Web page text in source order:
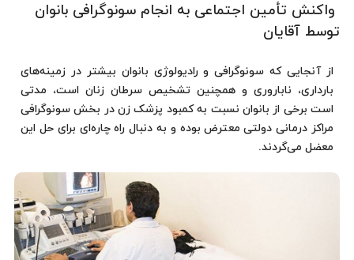
واکنش تأمین اجتماعی به انجام سونوگرافی بانوان
توسط آقایان
از آنجایی که سونوگرافی و رادیولوژی بانوان بیشتر در زمینه‌های
بارداری، ناباروری و همچنین تشخیص سرطان زنان است، مدتی
است برخی از بانوان نسبت به کمبود پزشک زن در بخش سونوگرافی
مراکز درمانی دولتی معترض بوده و به دنبال راه چاره‌ای برای حل این
معضل می‌گردند.